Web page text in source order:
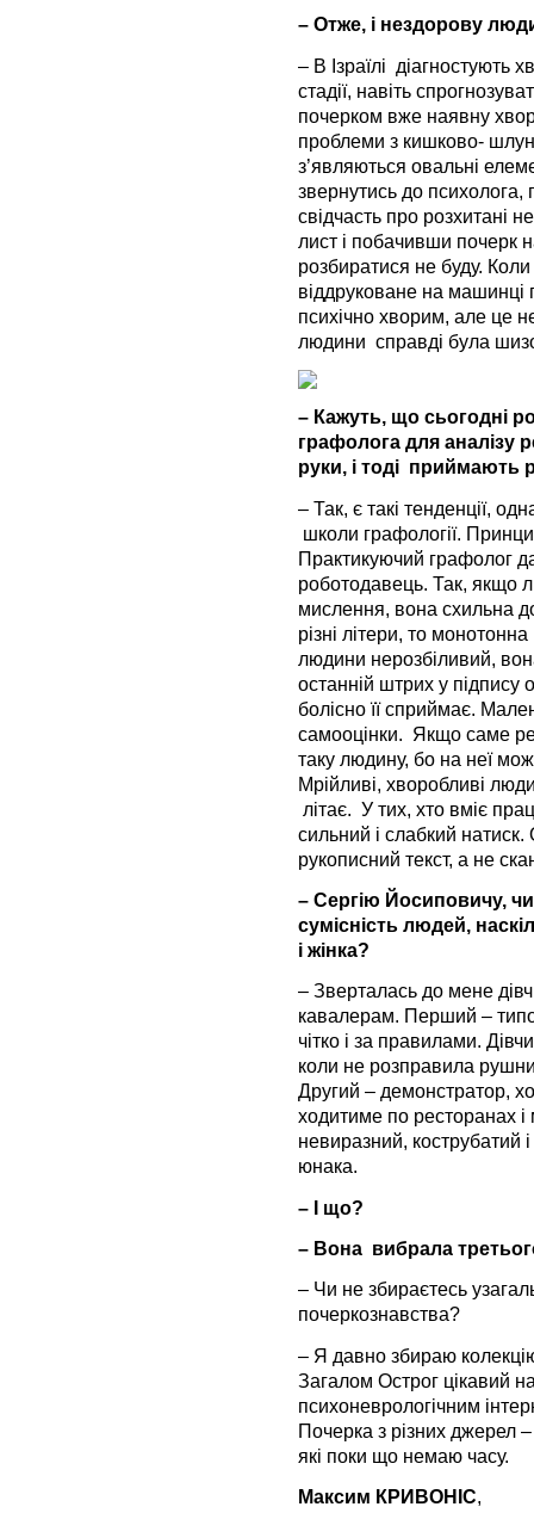
– Отже, і нездорову
– В Ізраїлі діагностують
стадії, навіть
почерком вже наявну
проблеми з кишково-
з’являються овальні
звернутись до психолога,
свідчасть про
лист і побачивши почерк
розбиратися не буду.
віддруковане на
психічно хворим, але це
людини справді була
– Кажуть, що сьогодні
графолога для аналізу
руки, і тоді приймають
– Так, є такі тенденції,
школи графології.
Практикуючий графолог
роботодавець. Так, якщо
мислення, вона схильна
різні літери, то
людини нерозбіливий,
останній штрих у
болісно її сприймає.
самооцінки. Якщо саме
таку людину, бо на неї
Мрійливі, хворобливі
літає. У тих, хто вміє
сильний і слабкий
рукописний текст, а не
– Сергію Йосиповичу,
сумісність людей,
і жінка?
– Зверталась до мене
кавалерам. Перший –
чітко і за правилами.
коли не розправила
Другий – демонстратор,
ходитиме по ресторанах
невиразний, кострубатий
юнака.
– І що?
– Вона вибрала
– Чи не збираєтесь
почеркознавства?
– Я давно збираю
Загалом Острог цікавий
психоневрологічним
Почерка з різних джерел
які поки що немаю часу.
Максим КРИВОНІС,